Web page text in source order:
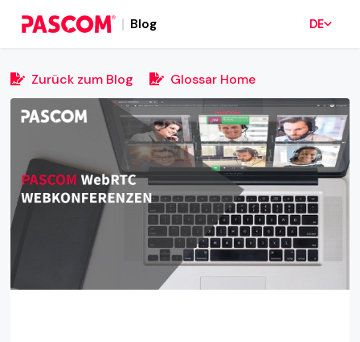
Blog DE
Zurück zum Blog Glossar Home